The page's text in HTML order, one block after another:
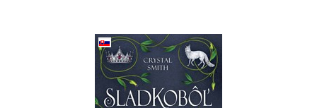
Zväzky mágie 2:
Sladkobôľ
Crystal Smithová